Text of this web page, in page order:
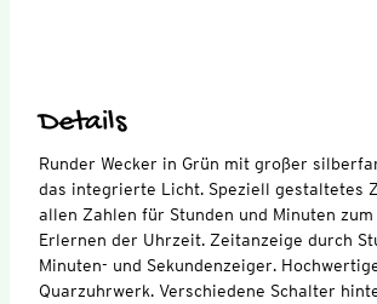
Details
Runder Wecker in Grün mit großer
das integrierte Licht. Speziell gestaltetes
allen Zahlen für Stunden und Minuten
Erlernen der Uhrzeit. Zeitanzeige durch
Minuten- und Sekundenzeiger.
Quarzuhrwerk. Verschiedene Schalter